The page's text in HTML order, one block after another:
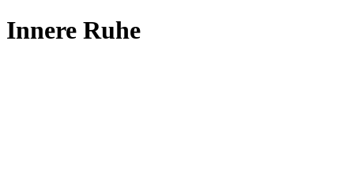
Innere Ruhe